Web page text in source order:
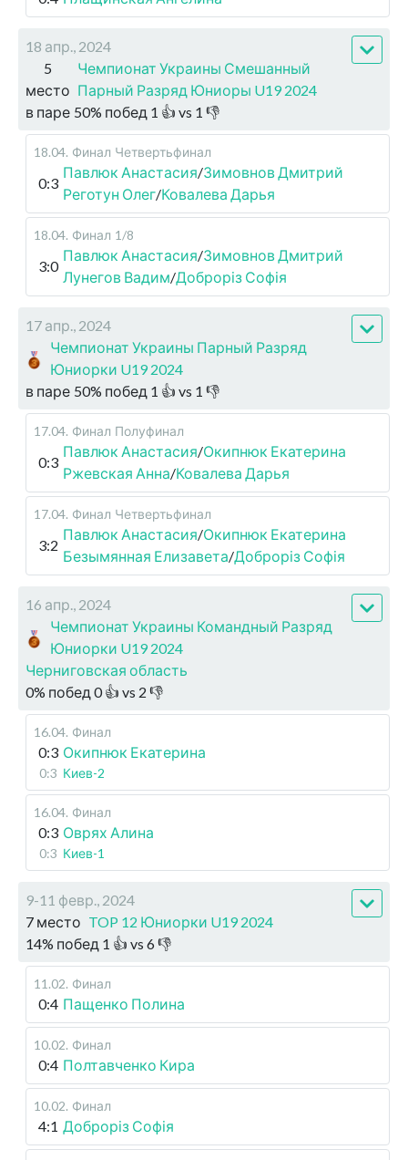
18 апр., 2024
5
место
Чемпионат Украины Смешанный
Парный Разряд Юниоры U19 2024
в паре 50% побед 1 👍 vs 1 👎
18.04. Финал Четвертьфинал
0:3
Павлюк Анастасия/Зимовнов Дмитрий
Реготун Олег/Ковалева Дарья
18.04. Финал 1/8
3:0
Павлюк Анастасия/Зимовнов Дмитрий
Лунегов Вадим/Доброріз Софія
17 апр., 2024
Чемпионат Украины Парный Разряд
Юниорки U19 2024
в паре 50% побед 1 👍 vs 1 👎
17.04. Финал Полуфинал
0:3
Павлюк Анастасия/Окипнюк Екатерина
Ржевская Анна/Ковалева Дарья
17.04. Финал Четвертьфинал
3:2
Павлюк Анастасия/Окипнюк Екатерина
Безымянная Елизавета/Доброріз Софія
16 апр., 2024
Чемпионат Украины Командный Разряд
Юниорки U19 2024
Черниговская область
0% побед 0👍 vs 2 👎
16.04. Финал
0:3 Окипнюк Екатерина
0:3 Киев-2
16.04. Финал
0:3 Оврях Алина
0:3 Киев-1
9-11 февр., 2024
7 место TOP 12 Юниорки U19 2024
14% побед 1 👍 vs 6👎
11.02. Финал
0:4 Пащенко Полина
10.02. Финал
0:4 Полтавченко Кира
10.02. Финал
4:1 Доброріз Софія